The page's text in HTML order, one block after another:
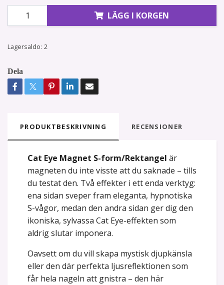
LÄGG I KORGEN
Lagersaldo: 2
Dela
PRODUKTBESKRIVNING RECENSIONER
Cat Eye Magnet S-form/Rektangel är
magneten du inte visste att du saknade – tills
du testat den. Två effekter i ett enda verktyg:
ena sidan sveper fram eleganta, hypnotiska
S-vågor, medan den andra sidan ger dig den
ikoniska, sylvassa Cat Eye-effekten som
aldrig slutar imponera.
Oavsett om du vill skapa mystisk djupkänsla
eller den där perfekta ljusreflektionen som
får hela nageln att gnistra – den här